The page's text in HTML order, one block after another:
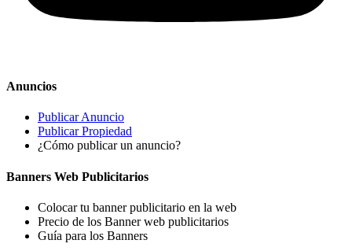
Anuncios
Publicar Anuncio
Publicar Propiedad
¿Cómo publicar un anuncio?
Banners Web Publicitarios
Colocar tu banner publicitario en la web
Precio de los Banner web publicitarios
Guía para los Banners